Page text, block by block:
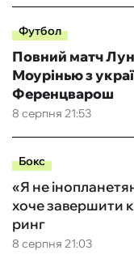
Футбол
8 серпня 21:53
Повний матч
Моурінью з
Ференцварош
Бокс
8 серпня 21:03
«Я не
хоче завершити
ринг